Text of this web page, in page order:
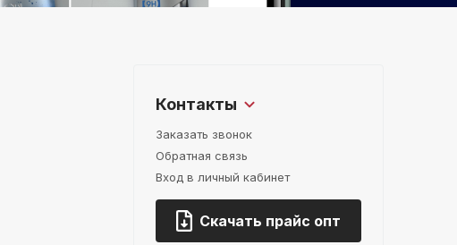
Контакты
Заказать звонок
Обратная связь
Вход в личный кабинет
Скачать прайс опт